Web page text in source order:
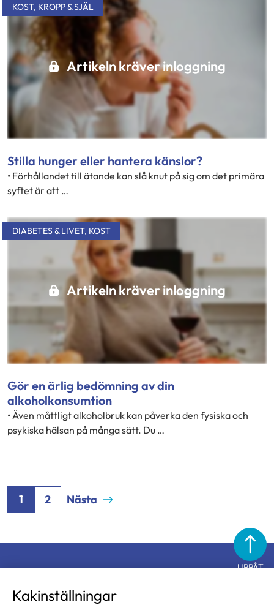
Artikeln kräver inloggning
KOST, KROPP & SJÄL
Stilla hunger eller hantera känslor?
• Förhållandet till ätande kan slå knut på sig om det primära
syftet är att …
Artikeln kräver inloggning
DIABETES & LIVET, KOST
Gör en ärlig bedömning av din
alkoholkonsumtion
• Även måttligt alkoholbruk kan påverka den fysiska och
psykiska hälsan på många sätt. Du …
1 2 Nästa
UPPÅT
Kakinställningar